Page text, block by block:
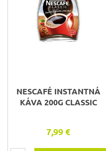
NESCAFÉ INSTANTNÁ
KÁVA 200G CLASSIC
7,99 €